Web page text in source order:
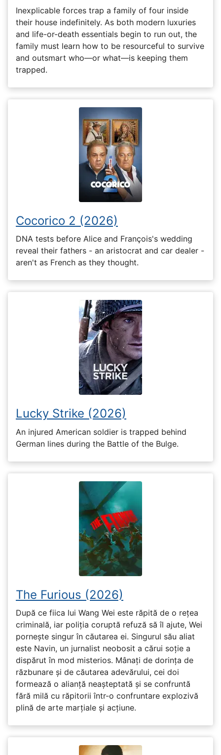
Inexplicable forces trap a family of four inside
their house indefinitely. As both modern luxuries
and life-or-death essentials begin to run out, the
family must learn how to be resourceful to survive
and outsmart who—or what—is keeping them
trapped.
Cocorico 2 (2026)
DNA tests before Alice and François's wedding
reveal their fathers - an aristocrat and car dealer -
aren't as French as they thought.
Lucky Strike (2026)
An injured American soldier is trapped behind
German lines during the Battle of the Bulge.
The Furious (2026)
După ce fiica lui Wang Wei este răpită de o rețea
criminală, iar poliția coruptă refuză să îl ajute, Wei
pornește singur în căutarea ei. Singurul său aliat
este Navin, un jurnalist neobosit a cărui soție a
dispărut în mod misterios. Mânați de dorința de
răzbunare și de căutarea adevărului, cei doi
formează o alianță neașteptată și se confruntă
fără milă cu răpitorii într-o confruntare explozivă
plină de arte marțiale și acțiune.